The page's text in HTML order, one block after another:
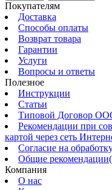
Покупателям
Доставка
Способы оплаты
Возврат товара
Гарантии
Услуги
Вопросы и ответы
Полезное
Инструкции
Статьи
Типовой Договор
Рекомендации при
картой через сеть
Согласие на
Общие
Компания
О нас